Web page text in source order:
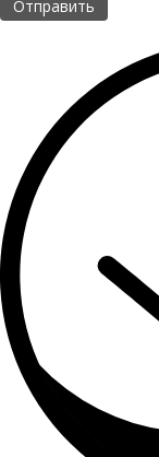
Отправить